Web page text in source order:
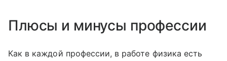
Плюсы и минусы профессии
Как в каждой профессии, в работе физика есть